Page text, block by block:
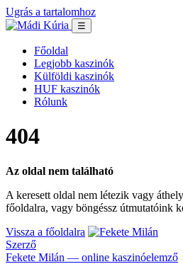
Ugrás a tartalomhoz
☰
Főoldal
Legjobb kaszinók
Külföldi kaszinók
HUF kaszinók
Rólunk
404
Az oldal nem található
A keresett oldal nem létezik vagy
főoldalra, vagy böngéssz útmutatóink
Vissza a főoldalra
Szerző
Fekete Milán — online kaszinóelemző